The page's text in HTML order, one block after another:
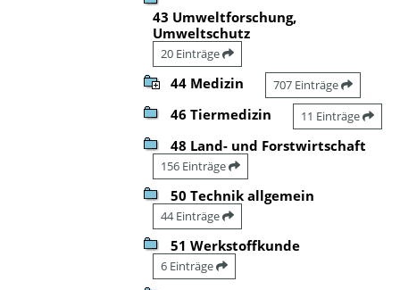
43 Umweltforschung,
Umweltschutz
20 Einträge
44 Medizin 707 Einträge
46 Tiermedizin 11 Einträge
48 Land- und Forstwirtschaft
156 Einträge
50 Technik allgemein
44 Einträge
51 Werkstoffkunde
6 Einträge